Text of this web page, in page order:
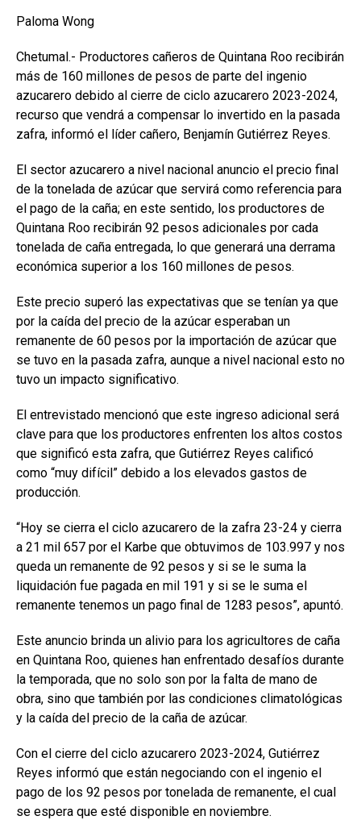
Paloma Wong
Chetumal.- Productores cañeros de Quintana Roo recibirán
más de 160 millones de pesos de parte del ingenio
azucarero debido al cierre de ciclo azucarero 2023-2024,
recurso que vendrá a compensar lo invertido en la pasada
zafra, informó el líder cañero, Benjamín Gutiérrez Reyes.
El sector azucarero a nivel nacional anuncio el precio final
de la tonelada de azúcar que servirá como referencia para
el pago de la caña; en este sentido, los productores de
Quintana Roo recibirán 92 pesos adicionales por cada
tonelada de caña entregada, lo que generará una derrama
económica superior a los 160 millones de pesos.
Este precio superó las expectativas que se tenían ya que
por la caída del precio de la azúcar esperaban un
remanente de 60 pesos por la importación de azúcar que
se tuvo en la pasada zafra, aunque a nivel nacional esto no
tuvo un impacto significativo.
El entrevistado mencionó que este ingreso adicional será
clave para que los productores enfrenten los altos costos
que significó esta zafra, que Gutiérrez Reyes calificó
como “muy difícil” debido a los elevados gastos de
producción.
“Hoy se cierra el ciclo azucarero de la zafra 23-24 y cierra
a 21 mil 657 por el Karbe que obtuvimos de 103.997 y nos
queda un remanente de 92 pesos y si se le suma la
liquidación fue pagada en mil 191 y si se le suma el
remanente tenemos un pago final de 1283 pesos”, apuntó.
Este anuncio brinda un alivio para los agricultores de caña
en Quintana Roo, quienes han enfrentado desafíos durante
la temporada, que no solo son por la falta de mano de
obra, sino que también por las condiciones climatológicas
y la caída del precio de la caña de azúcar.
Con el cierre del ciclo azucarero 2023-2024, Gutiérrez
Reyes informó que están negociando con el ingenio el
pago de los 92 pesos por tonelada de remanente, el cual
se espera que esté disponible en noviembre.